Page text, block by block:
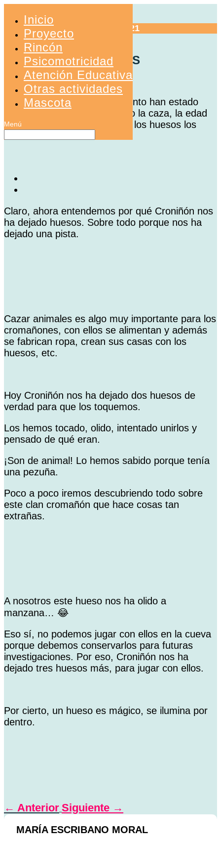
Inicio
Proyecto
Rincón
Psicomotricidad
Atención Educativa
Otras actividades
Mascota
07 mayo 2021
HUESOS MISTERIOSOS
La prehistoria con Croniñón
Las primeras páginas del cuento han estado
relacionadas con temas como la caza, la edad
de Croniñón y para qué usan los huesos los
Claro, ahora entendemos por qué Croniñón nos
ha dejado huesos. Sobre todo porque nos ha
dejado una pista.
Cazar animales es algo muy importante para los
cromañones, con ellos se alimentan y además
se fabrican ropa, crean sus casas con los
huesos, etc.
Hoy Croniñón nos ha dejado dos huesos de
verdad para que los toquemos.
Los hemos tocado, olido, intentado unirlos y
pensado de qué eran.
¡Son de animal! Lo hemos sabido porque tenía
una pezuña.
Poco a poco iremos descubriendo todo sobre
este clan cromañón que hace cosas tan
extrañas.
A nosotros este hueso nos ha olido a
manzana… 😂
Eso sí, no podemos jugar con ellos en la cueva
porque debemos conservarlos para futuras
investigaciones. Por eso, Croniñón nos ha
dejado tres huesos más, para jugar con ellos.
Por cierto, un hueso es mágico, se ilumina por
dentro.
← Anterior Siguiente →
MARÍA ESCRIBANO MORAL